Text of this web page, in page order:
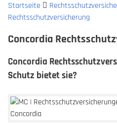
Startseite
Rechtsschutzversicherung
Concordia
Concordia
Schutz bietet sie?